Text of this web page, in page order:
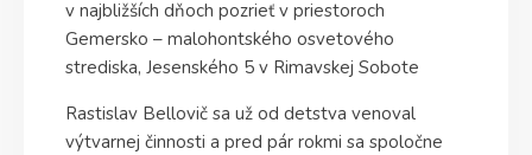
v najbližších dňoch pozrieť v priestoroch
Gemersko – malohontského osvetového
strediska, Jesenského 5 v Rimavskej Sobote
Rastislav Bellovič sa už od detstva venoval
výtvarnej činnosti a pred pár rokmi sa spoločne